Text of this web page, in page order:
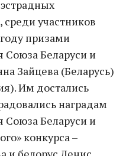
участников
призами
Союза Беларуси и
Зайцева (Беларусь)
Им достались
наградам
Союза Беларуси и
конкурса –